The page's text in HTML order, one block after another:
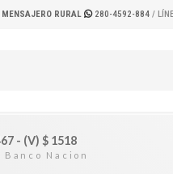
MENSAJERO RURAL 280-4592-884 /
- (V) $1518